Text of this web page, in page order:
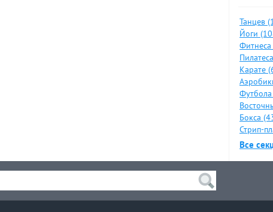
Танцев
Йоги
Карате
Бокса
Стрип-
Все